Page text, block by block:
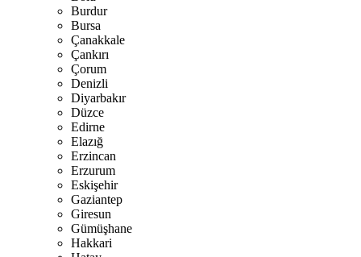
Burdur
Bursa
Çanakkale
Çankırı
Çorum
Denizli
Diyarbakır
Düzce
Edirne
Elazığ
Erzincan
Erzurum
Eskişehir
Gaziantep
Giresun
Gümüşhane
Hakkari